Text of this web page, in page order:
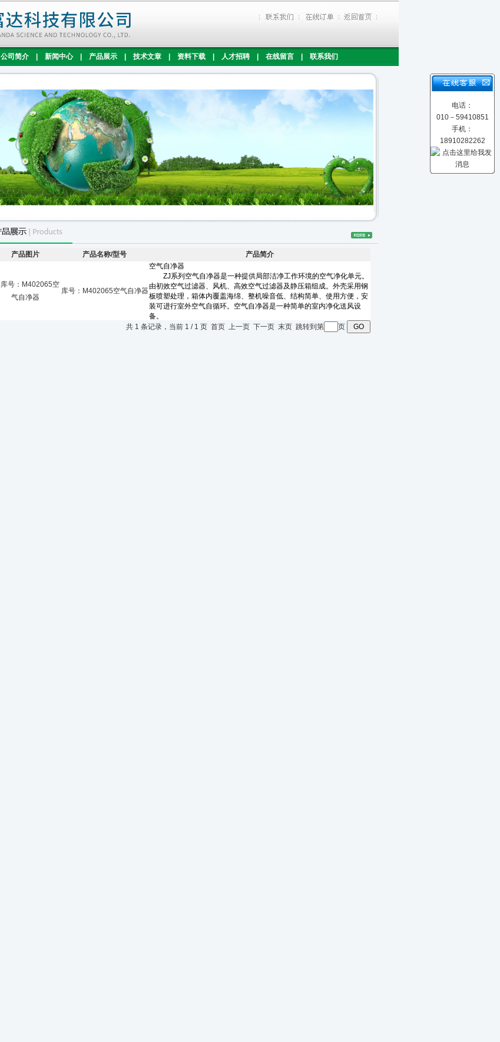
公司简介 新闻中心 产品展示 技术文章 资料下载 人才招聘 在线留言 联系我们
产品图片 产品名称/型号 产品简介
库号：M402065空气自净器
共 1 条记录，当前 1 / 1 页 首页 上一页 下一页 末页 跳转到第 页
电话：
010－59410851
手机：
18910282262